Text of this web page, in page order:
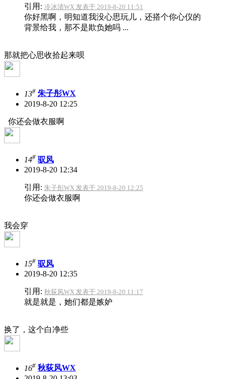
引用: 冷冰清WX 发表于 2019-8-20 11:51
你好黑啊，明知道我没心思玩儿，还搭个你心仪的
背景给我，那不是欺负她吗 ...
那就把心思收拾起来呗
13# 朱子彤WX
2019-8-20 12:25
你还会做衣服啊
14# 驭风
2019-8-20 12:34
引用: 朱子彤WX 发表于 2019-8-20 12:25
你还会做衣服啊
我会穿
15# 驭风
2019-8-20 12:35
引用: 秋荻风WX 发表于 2019-8-20 11:17
就是就是，她们都是嫉妒
换了，这个白净些
16# 秋荻风WX